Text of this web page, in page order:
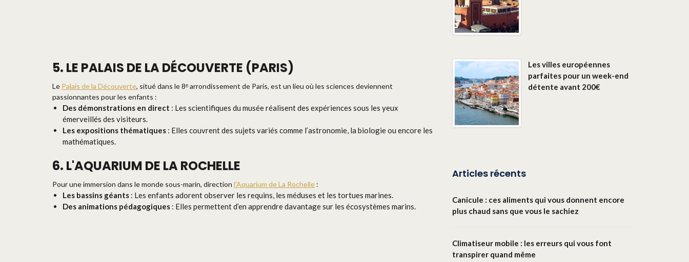
5. LE PALAIS DE LA DÉCOUVERTE (PARIS)
Le Palais de la Découverte, situé dans le 8ᵉ arrondissement de Paris, est un lieu où les sciences deviennent
passionnantes pour les enfants :
Des démonstrations en direct : Les scientifiques du musée réalisent des expériences sous les yeux
émerveillés des visiteurs.
Les expositions thématiques : Elles couvrent des sujets variés comme l’astronomie, la biologie ou encore les
mathématiques.
6. L'AQUARIUM DE LA ROCHELLE
Pour une immersion dans le monde sous-marin, direction l'Aquarium de La Rochelle :
Les bassins géants : Les enfants adorent observer les requins, les méduses et les tortues marines.
Des animations pédagogiques : Elles permettent d’en apprendre davantage sur les écosystèmes marins.
Les villes européennes
parfaites pour un week-end
détente avant 200€
Articles récents
Canicule : ces aliments qui vous donnent encore
plus chaud sans que vous le sachiez
Climatiseur mobile : les erreurs qui vous font
transpirer quand même